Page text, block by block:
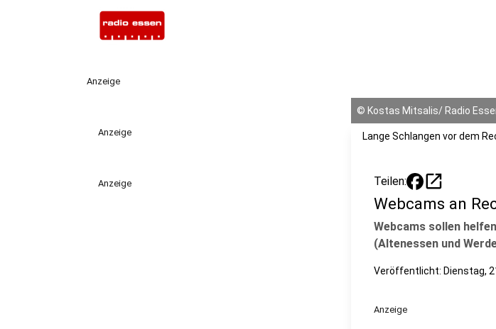
Anzeige
Anzeige
Anzeige
© Kostas Mitsalis/ Radio
Lange Schlangen vor dem
Teilen: open_in_new
Webcams an
Webcams sollen
(Altenessen und
Veröffentlicht: Dienstag,
Anzeige